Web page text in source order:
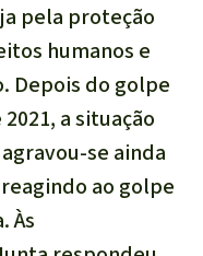
pela proteção
humanos e
Depois do golpe
a situação
se ainda
ao golpe
Às